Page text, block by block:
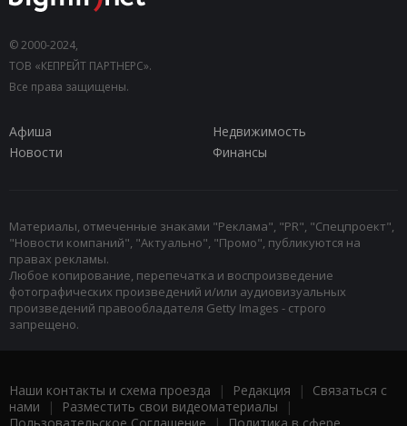
© 2000-2024,
ТОВ «КЕПРЕЙТ ПАРТНЕРС».
Все права защищены.
Афиша
Недвижимость
Новости
Финансы
Материалы, отмеченные знаками "Реклама", "PR", "Спецпроект",
"Новости компаний", "Актуально", "Промо", публикуются на
правах рекламы.
Любое копирование, перепечатка и воспроизведение
фотографических произведений и/или аудиовизуальных
произведений правообладателя Getty Images - строго
запрещено.
Наши контакты и схема проезда | Редакция | Связаться с
нами | Разместить свои видеоматериалы |